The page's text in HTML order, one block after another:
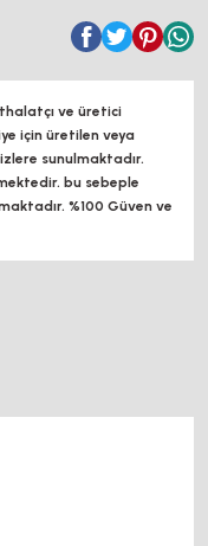
ve üretici
için üretilen veya
sunulmaktadır.
bu sebeple
%100 Güven ve